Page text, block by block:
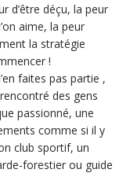
d’être déçu, la peur
aime, la peur
la stratégie
!
faites pas partie ,
des gens
passionné, une
comme si il y
club sportif, un
forestier ou guide